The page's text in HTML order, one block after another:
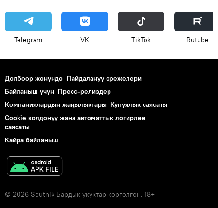
Telegram VK ТikТоk Rutube
Долбоор жөнүндө Пайдалануу эрежелери
Байланыш үчүн Пресс-релиздер
Компаниялардын жаңылыктары Купуялык саясаты
Cookie колдонуу жана автоматтык логирлөө
саясаты
Кайра байланыш
© 2026 Sputnik Бардык укуктар корголгон. 18+